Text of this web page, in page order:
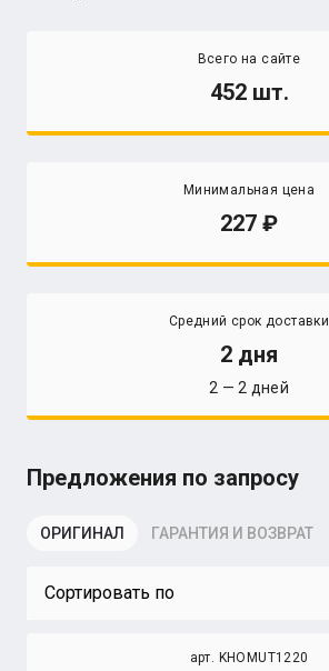
Всего на сайте
452 шт.
Минимальная цена
227
Средний срок доставки
2 дня
2 — 2 дней
Предложения по запросу
ОРИГИНАЛ ГАРАНТИЯ И ВОЗВРАТ
Сортировать по
арт. KHOMUT1220